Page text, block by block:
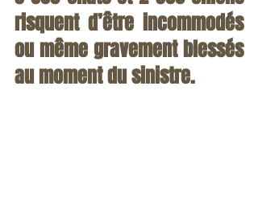
risquent d’être incommodés
ou même gravement blessés
au moment du sinistre.